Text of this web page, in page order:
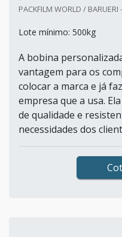
PACKFILM WORLD / BARUERI
Lote mínimo: 500kg
A bobina
vantagem para os
colocar a marca e já
empresa que a usa.
de qualidade e
necessidades dos